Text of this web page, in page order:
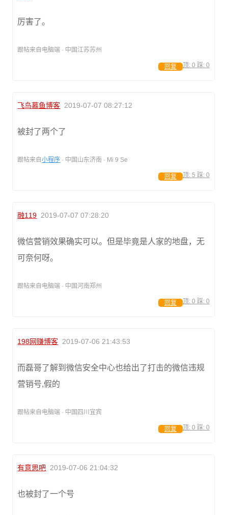
厉害了。
跟帖来自电脑端 · 中国江苏苏州
顶: 0 踩: 0
回复
飞鸟慕鱼博客 2019-07-07 08:27:12
被封了两个了
跟帖来自小程序 · 中国山东济南 · Mi 9 Se
顶: 5 踩: 0
回复
融119 2019-07-07 07:28:20
微信营销效果确实可以。但是毕竟是人家的地盘，无
可奈何呀。
跟帖来自电脑端 · 中国河南郑州
顶: 0 踩: 0
回复
198网赚博客 2019-07-06 21:43:53
而磊哥了解到微信安全中心也给出了打击的微信违规
营销号,假的
跟帖来自电脑端 · 中国四川宜宾
顶: 0 踩: 0
回复
有意思吧 2019-07-06 21:04:32
也被封了一个号